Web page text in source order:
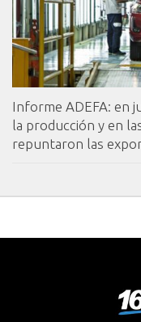
Informe ADEFA: en
la producción y en
repuntaron las